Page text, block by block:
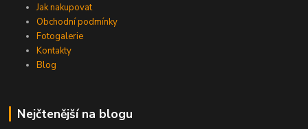
Jak nakupovat
Obchodní podmínky
Fotogalerie
Kontakty
Blog
Nejčtenější na blogu